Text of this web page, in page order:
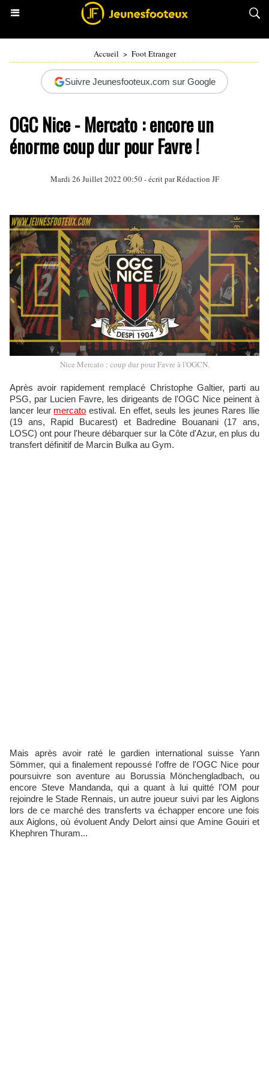
Accueil > Foot Etranger
Suivre Jeunesfooteux.com sur Google
OGC Nice - Mercato : encore un
énorme coup dur pour Favre !
Mardi 26 Juillet 2022 00:50 - écrit par Rédaction JF
Nice Mercato : coup dur pour Favre à l'OGCN.
Après avoir rapidement remplacé Christophe Galtier, parti au
PSG, par Lucien Favre, les dirigeants de l'OGC Nice peinent à
lancer leur mercato estival. En effet, seuls les jeunes Rares Ilie
(19 ans, Rapid Bucarest) et Badredine Bouanani (17 ans,
LOSC) ont pour l'heure débarquer sur la Côte d'Azur, en plus du
transfert définitif de Marcin Bulka au Gym.
Mais après avoir raté le gardien international suisse Yann
Sömmer, qui a finalement repoussé l'offre de l'OGC Nice pour
poursuivre son aventure au Borussia Mönchengladbach, ou
encore Steve Mandanda, qui a quant à lui quitté l'OM pour
rejoindre le Stade Rennais, un autre joueur suivi par les Aiglons
lors de ce marché des transferts va échapper encore une fois
aux Aiglons, où évoluent Andy Delort ainsi que Amine Gouiri et
Khephren Thuram...